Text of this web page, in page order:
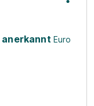
Euro